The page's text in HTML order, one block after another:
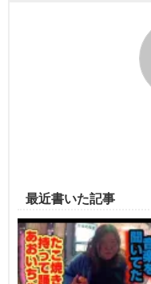
最近書いた記事